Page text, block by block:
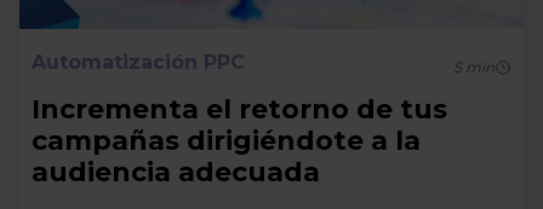
Automatización PPC 5min
Incrementa el retorno de tus
campañas dirigiéndote a la
audiencia adecuada